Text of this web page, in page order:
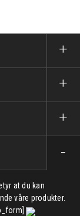
at du kan
våre produkter.